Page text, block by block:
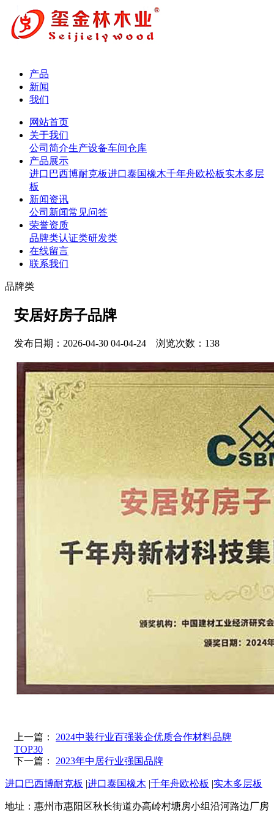
产品
新闻
我们
网站首页
关于我们
公司简介生产设备车间仓库
产品展示
进口巴西博耐克板进口泰国橡木千年舟欧松板实木多层
板
新闻资讯
公司新闻常见问答
荣誉资质
品牌类认证类研发类
在线留言
联系我们
品牌类
安居好房子品牌
发布日期：2026-04-30 04-04-24 浏览次数：138
上一篇： 2024中装行业百强装企优质合作材料品牌
TOP30
下一篇： 2023年中居行业强国品牌
进口巴西博耐克板 |进口泰国橡木 |千年舟欧松板 |实木多层板
地址：惠州市惠阳区秋长街道办高岭村塘房小组沿河路边厂房